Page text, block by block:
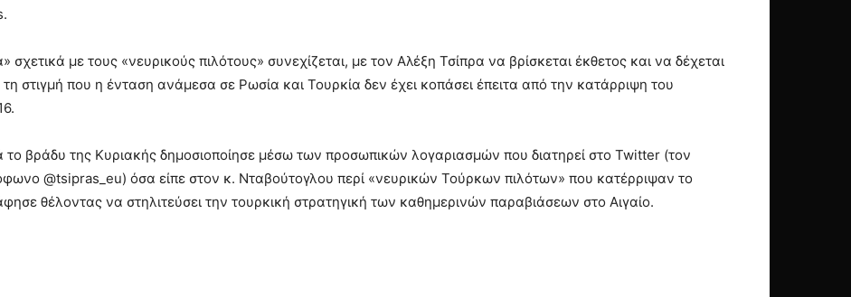
σχετικά με τους «νευρικούς πιλότους» συνεχίζεται, με τον Αλέξη Τσίπρα να βρίσκεται έκθετος και να δέχεται
στιγμή που η ένταση ανάμεσα σε Ρωσία και Τουρκία δεν έχει κοπάσει έπειτα από την κατάρριψη του
το βράδυ της Κυριακής δημοσιοποίησε μέσω των προσωπικών λογαριασμών που διατηρεί στο Twitter (τον
@tsipras_eu) όσα είπε στον κ. Νταβούτογλου περί «νευρικών Τούρκων πιλότων» που κατέρριψαν το
θέλοντας να στηλιτεύσει την τουρκική στρατηγική των καθημερινών παραβιάσεων στο Αιγαίο.